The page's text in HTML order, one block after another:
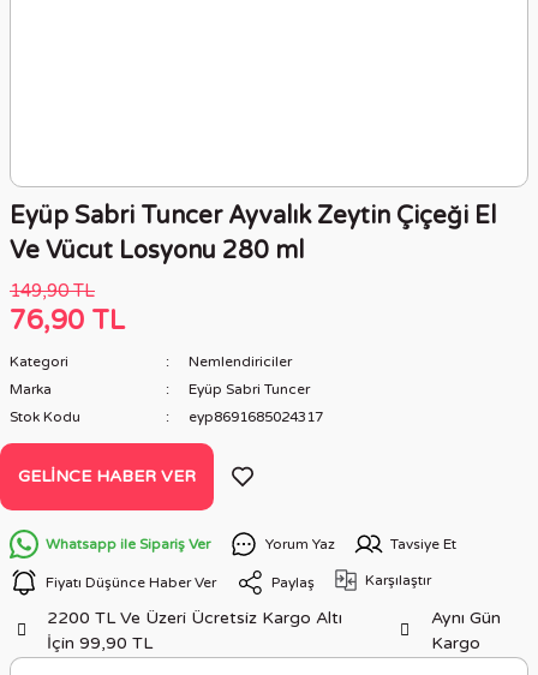
Eyüp Sabri Tuncer Ayvalık Zeytin Çiçeği El
Ve Vücut Losyonu 280 ml
149,90 TL
76,90 TL
Kategori
Nemlendiriciler
Marka
Eyüp Sabri Tuncer
Stok Kodu
eyp8691685024317
GELINCE HABER VER
Whatsapp ile Sipariş Ver Yorum Yaz Tavsiye Et
Fiyatı Düşünce Haber Ver Paylaş Karşılaştır
2200 TL Ve Üzeri Ücretsiz Kargo Altı
İçin 99,90 TL
Aynı Gün
Kargo